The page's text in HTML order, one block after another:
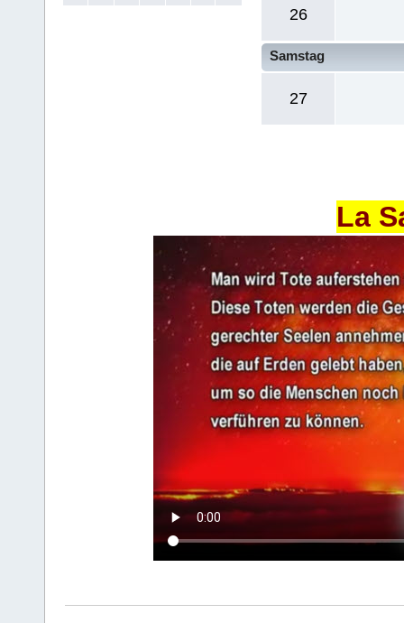
26
Samstag
27
La